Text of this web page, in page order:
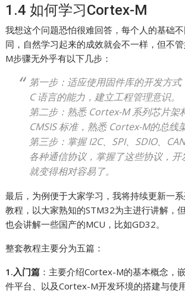
1.4 如何学习Cortex-M
我想这个问题恐怕很难回答，每个人的基础
同，自然学习起来的成效就会不一样，但不
M步骤无外乎有以下几步：
第一步：适应使用固件库的开发方式
C 语言的能力，建立工程管理意识。
第二步：熟悉 Cortex-M 系列芯片架
CMSIS 标准，熟悉 Cortex-M的总线
第三步：掌握 I2C、SPI、SDIO、
各种通信协议，掌握了这些协议，
就变得相对容易了。
最后，为例便于大家学习，我将持续更新一
教程，以大家熟知的STM32为主进行讲解，
也会讲解一些国产的MCU，比如GD32。
整套教程主要分为五篇：
1.入门篇 ：主要介绍Cortex-M的基本概念，
件平台、以及Cortex-M开发环境的搭建与使用